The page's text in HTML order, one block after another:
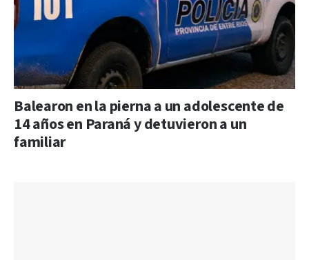
Balearon en la pierna a un adolescente de
14 años en Paraná y detuvieron a un
familiar